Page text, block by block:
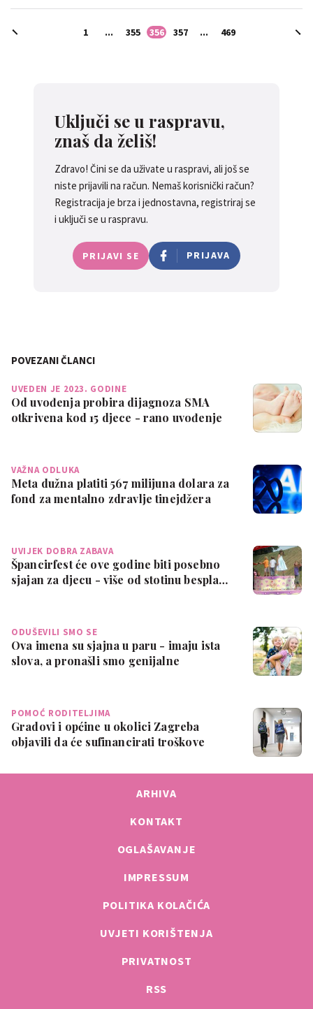
1 ... 355 356 357 ... 469
Uključi se u raspravu,
znaš da želiš!
Zdravo! Čini se da uživate u raspravi, ali još se
niste prijavili na račun. Nemaš korisnički račun?
Registracija je brza i jednostavna, registriraj se
i uključi se u raspravu.
PRIJAVI SE PRIJAVA
POVEZANI ČLANCI
UVEDEN JE 2023. GODINE
Od uvođenja probira dijagnoza SMA
otkrivena kod 15 djece - rano uvođenje
VAŽNA ODLUKA
Meta dužna platiti 567 milijuna dolara za
fond za mentalno zdravlje tinejdžera
UVIJEK DOBRA ZABAVA
Špancirfest će ove godine biti posebno
sjajan za djecu - više od stotinu bespla…
ODUŠEVILI SMO SE
Ova imena su sjajna u paru - imaju ista
slova, a pronašli smo genijalne
POMOĆ RODITELJIMA
Gradovi i općine u okolici Zagreba
objavili da će sufinancirati troškove
ARHIVA
KONTAKT
OGLAŠAVANJE
IMPRESSUM
POLITIKA KOLAČIĆA
UVJETI KORIŠTENJA
PRIVATNOST
RSS